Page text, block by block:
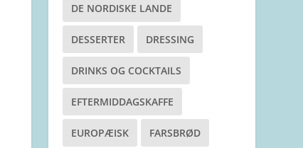
DE NORDISKE LANDE
DESSERTER DRESSING
DRINKS OG COCKTAILS
EFTERMIDDAGSKAFFE
EUROPÆISK FARSBRØD